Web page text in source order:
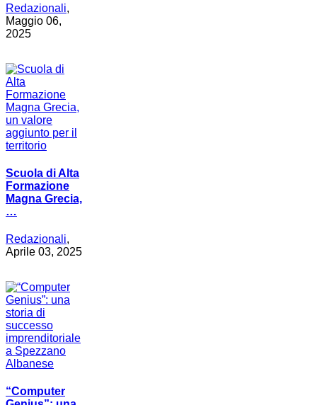
Redazionali,
Maggio 06,
2025
Scuola di Alta
Formazione
Magna Grecia,
…
Redazionali,
Aprile 03, 2025
“Computer